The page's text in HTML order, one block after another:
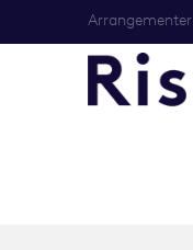
Arrangementer